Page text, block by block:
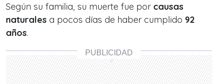
Según su familia, su muerte fue por causas
naturales a pocos días de haber cumplido 92
años.